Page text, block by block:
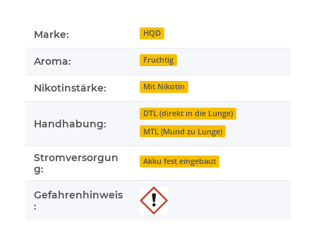
Marke: HQD
Aroma: Fruchtig
Nikotinstärke: Mit Nikotin
Handhabung:
DTL (direkt in die Lunge)
MTL (Mund zu Lunge)
Stromversorgun
g:
Akku fest eingebaut
Gefahrenhinweis
: